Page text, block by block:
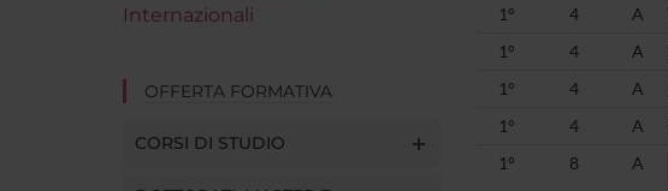
Internazionali
OFFERTA FORMATIVA
CORSI DI STUDIO
1° 4 A
1°
4 A
1°
4 A
1°
4 A
1°
8 A